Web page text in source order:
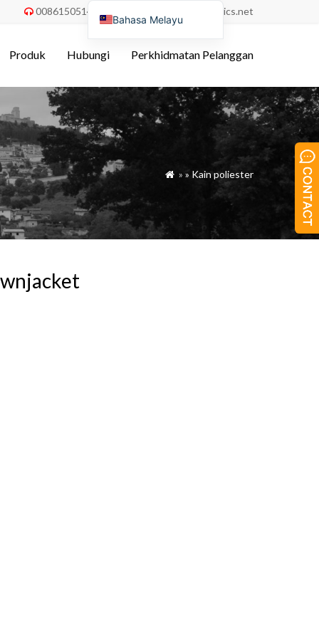
 008615051486055 order@china-fabrics.net
Produk Hubungi Perkhidmatan Pelanggan
 » » Kain poliester
Bahasa Melayu
Deutsch
Français
Italiano
Español
Русский
Türkçe